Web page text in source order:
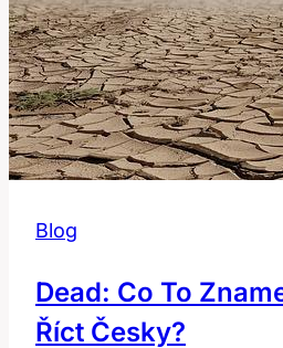
Blog
Dead: Co To
Říct Česky?